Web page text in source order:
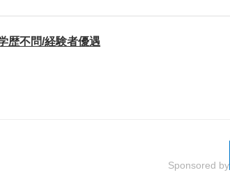
歴不問/経験者優遇
Sponsored by